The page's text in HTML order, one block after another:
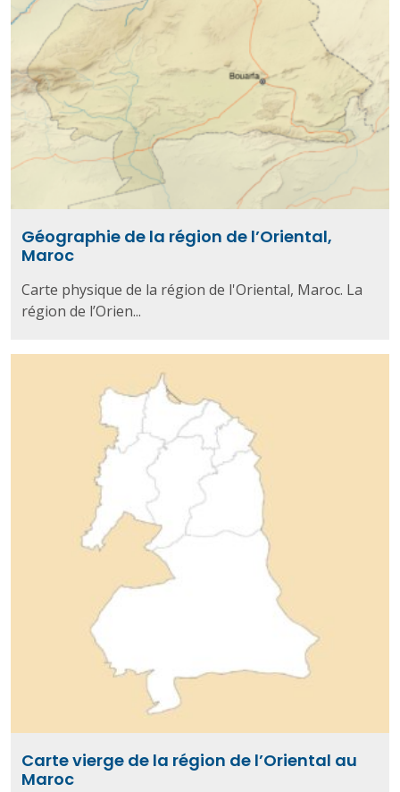
Géographie de la région de l’Oriental,
Maroc
Carte physique de la région de l'Oriental, Maroc. La
région de l’Orien...
Carte vierge de la région de l’Oriental au
Maroc